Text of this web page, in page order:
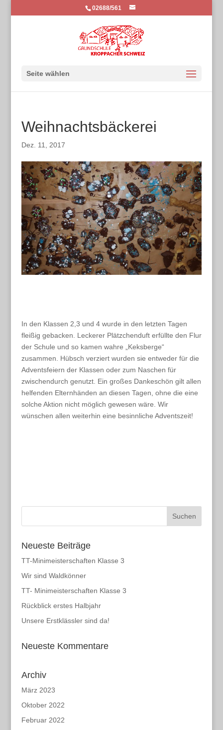
02688/561
Seite wählen
Weihnachtsbäckerei
Dez. 11, 2017
In den Klassen 2,3 und 4 wurde in den letzten Tagen
fleißig gebacken. Leckerer Plätzchenduft erfüllte den Flur
der Schule und so kamen wahre „Keksberge“
zusammen. Hübsch verziert wurden sie entweder für die
Adventsfeiern der Klassen oder zum Naschen für
zwischendurch genutzt. Ein großes Dankeschön gilt allen
helfenden Elternhänden an diesen Tagen, ohne die eine
solche Aktion nicht möglich gewesen wäre. Wir
wünschen allen weiterhin eine besinnliche Adventszeit!
Neueste Beiträge
TT-Minimeisterschaften Klasse 3
Wir sind Waldkönner
TT- Minimeisterschaften Klasse 3
Rückblick erstes Halbjahr
Unsere Erstklässler sind da!
Neueste Kommentare
Archiv
März 2023
Oktober 2022
Februar 2022